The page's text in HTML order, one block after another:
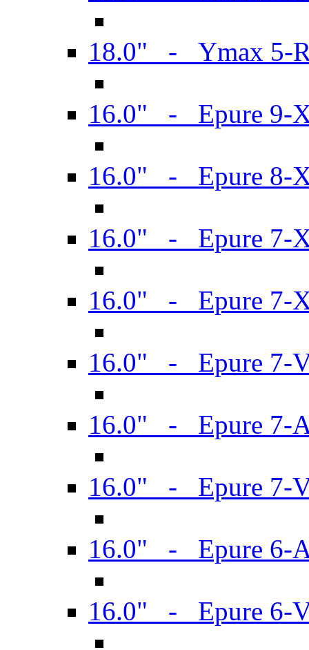
18.0" - Ymax 5-
16.0" - Epure 9-
16.0" - Epure 8-
16.0" - Epure 7-
16.0" - Epure 7-
16.0" - Epure 7-
16.0" - Epure 7-
16.0" - Epure 7-
16.0" - Epure 6-
16.0" - Epure 6-